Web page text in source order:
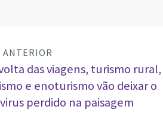
ANTERIOR
das viagens, turismo rural,
e enoturismo vão deixar o
perdido na paisagem